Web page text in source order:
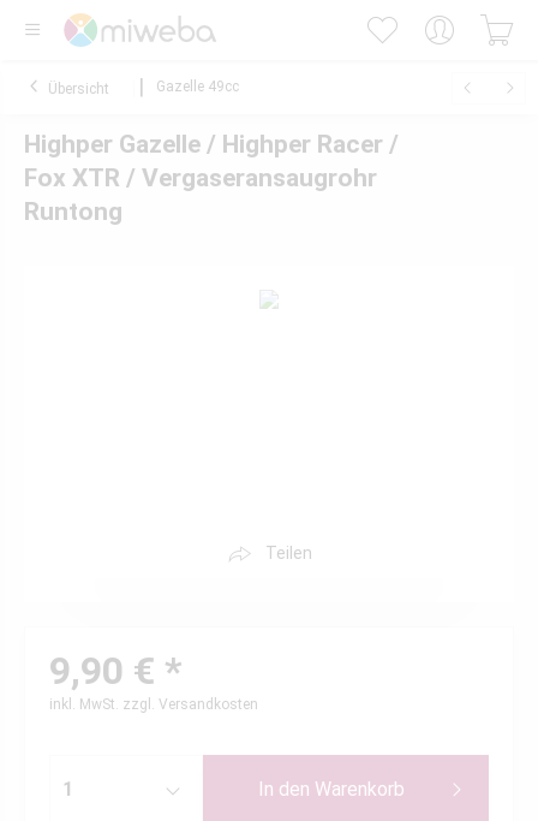
Übersicht Gazelle 49cc
Highper Gazelle / Highper Racer /
Fox XTR / Vergaseransaugrohr
Runtong
Teilen
9,90 € *
inkl. MwSt. zzgl. Versandkosten
In den Warenkorb